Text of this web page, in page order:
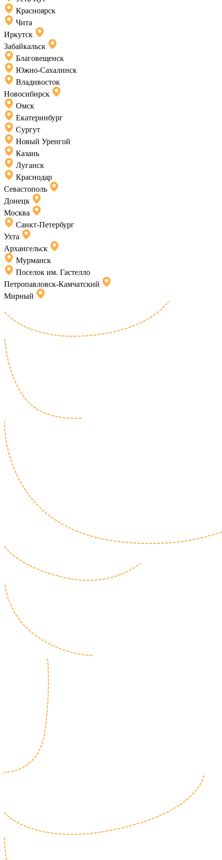
Красноярск
Чита
Иркутск
Забайкальск
Благовещенск
Южно-Сахалинск
Владивосток
Новосибирск
Омск
Екатеринбург
Сургут
Новый Уренгой
Казань
Луганск
Краснодар
Севастополь
Донецк
Москва
Санкт-Петербург
Ухта
Архангельск
Мурманск
Поселок им. Гастелло
Петропавловск-Камчатский
Мирный